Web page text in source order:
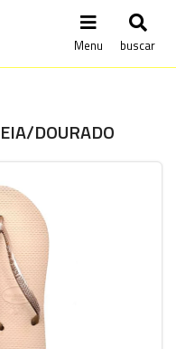
Menu buscar
DOURADO